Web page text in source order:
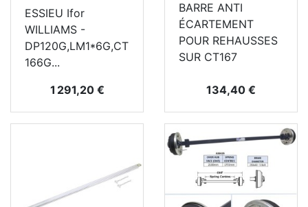
ESSIEU Ifor
WILLIAMS -
DP120G,LM1*6G,CT
166G...
Prix
1 291,20 €
BARRE ANTI
ÉCARTEMENT
POUR REHAUSSES
SUR CT167
Prix
134,40 €